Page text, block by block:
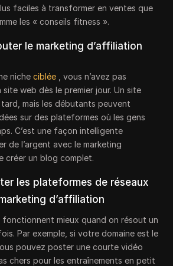
faciles à transformer en ventes que
les « conseils fitness ».
le marketing d’affiliation
nicheciblée , vous n’avez pas
site web dès le premier jour. Un site
mais les débutants peuvent
sur des plateformes où les gens
C’est une façon intelligente
de l’argent avec le marketing
créer un blog complet.
les plateformes de réseaux
d’affiliation
fonctionnent mieux quand on résout un
Par exemple, si votre domaine est le
pouvez poster une courte vidéo
chers pour les entraînements en petit